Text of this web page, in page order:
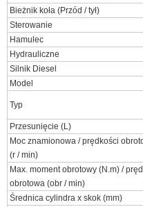
Bieżnik koła (Przód / tył)
Sterowanie
Hamulec
Hydrauliczne
Silnik Diesel
Model
Typ
Przesunięcie (L)
Moc znamionowa / prędkości
(r / min)
Max. moment obrotowy (N.m) /
obrotowa (obr / min)
Średnica cylindra x skok (mm)